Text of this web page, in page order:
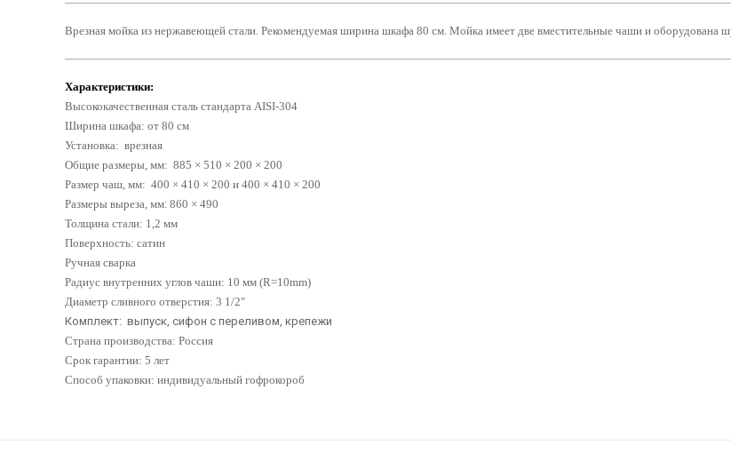
Врезная мойка из нержавеющей стали. Рекомендуемая ширина шкафа 80 см. Мойка имеет две вместительные чаши и оборудована
Характеристики:
Высококачественная сталь стандарта AISI-304
Ширина шкафа: от 80 см
Установка: врезная
Общие размеры, мм: 885 × 510 × 200 × 200
Размер чаш, мм: 400 × 410 × 200 и 400 × 410 × 200
Размеры выреза, мм: 860 × 490
Толщина стали: 1,2 мм
Поверхность: сатин
Ручная сварка
Радиус внутренних углов чаши: 10 мм (R=10mm)
Диаметр сливного отверстия: 3 1/2"
Комплект: выпуск, сифон с переливом, крепежи
Страна производства: Россия
Срок гарантии: 5 лет
Способ упаковки: индивидуальный гофрокороб